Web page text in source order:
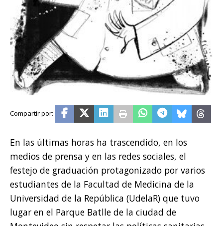
En las últimas horas ha trascendido, en los
medios de prensa y en las redes sociales, el
festejo de graduación protagonizado por varios
estudiantes de la Facultad de Medicina de la
Universidad de la República (UdelaR) que tuvo
lugar en el Parque Batlle de la ciudad de